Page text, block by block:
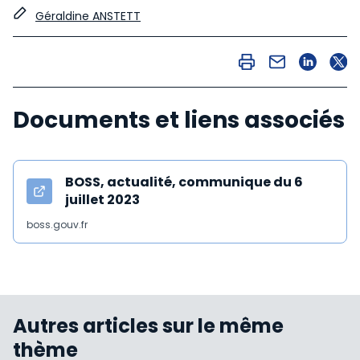
Géraldine ANSTETT
Documents et liens associés
BOSS, actualité, communique du 6
juillet 2023
boss.gouv.fr
Autres articles sur le même
thème